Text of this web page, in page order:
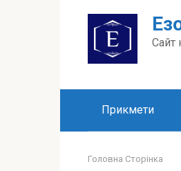
Сайт
Прикмети
Головна Сторінка